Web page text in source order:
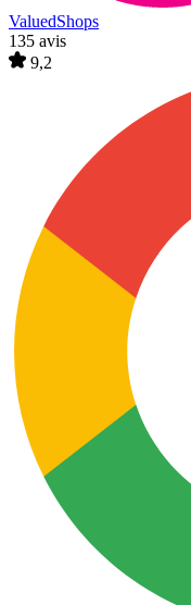
ValuedShops
135 avis
9,2